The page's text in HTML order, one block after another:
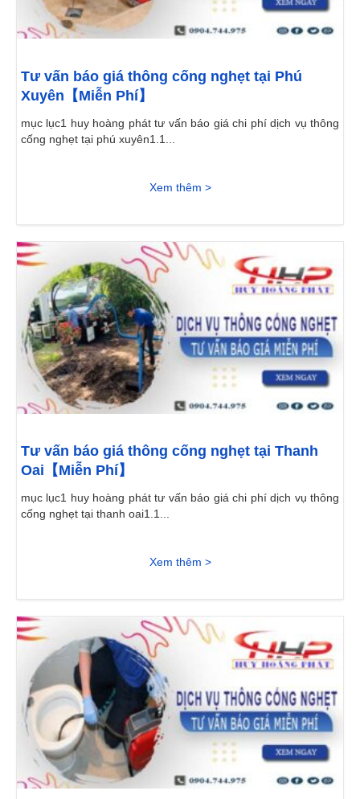
Tư vấn báo giá thông cống nghẹt tại Phú
Xuyên【Miễn Phí】
mục lục1 huy hoàng phát tư vấn báo giá chi phí dịch vụ thông
cống nghẹt tại phú xuyên1.1...
Xem thêm >
Tư vấn báo giá thông cống nghẹt tại Thanh
Oai【Miễn Phí】
mục lục1 huy hoàng phát tư vấn báo giá chi phí dịch vụ thông
cống nghẹt tại thanh oai1.1...
Xem thêm >